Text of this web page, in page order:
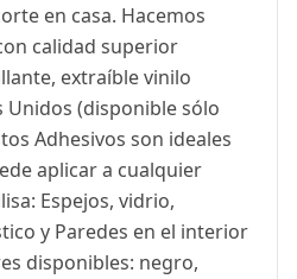
en casa. Hacemos
calidad superior
extraíble vinilo
Unidos (disponible sólo
Adhesivos son ideales
aplicar a cualquier
Espejos, vidrio,
y Paredes en el interior
disponibles: negro,